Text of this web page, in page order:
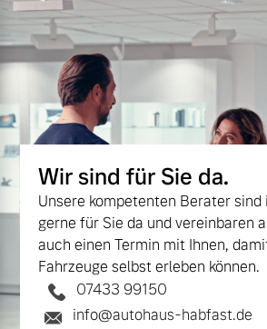
Wir sind für Sie da.
Unsere kompetenten Berater sind
gerne für Sie da und vereinbaren
auch einen Termin mit Ihnen,
Fahrzeuge selbst erleben können.
07433 99150
info@autohaus-habfast.de